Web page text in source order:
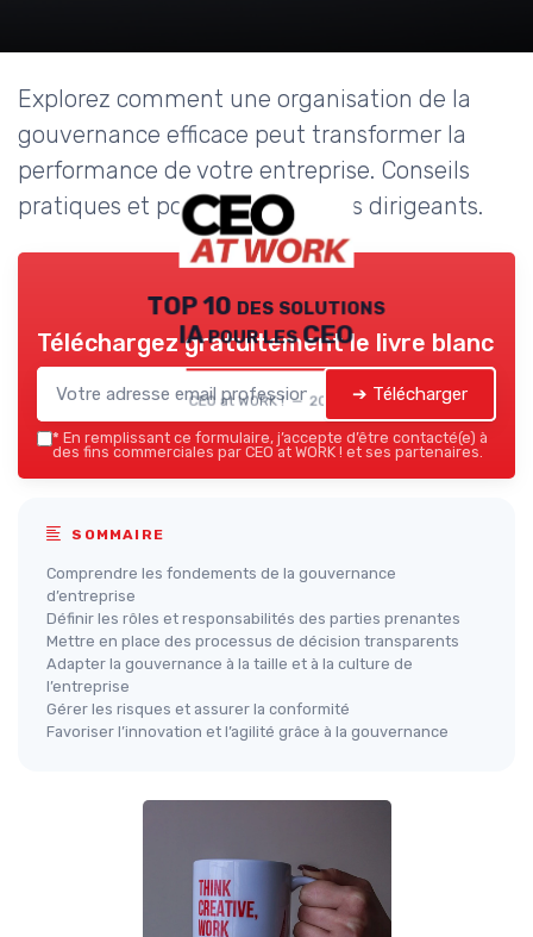
Explorez comment une organisation de la
gouvernance efficace peut transformer la
performance de votre entreprise. Conseils
pratiques et points clés pour les dirigeants.
TOP 10 des solutions
IA pour les CEO
CEO at WORK ! — 2026
Téléchargez gratuitement le livre blanc
➔ Télécharger
* En remplissant ce formulaire, j’accepte d’être contacté(e) à
des fins commerciales par CEO at WORK ! et ses partenaires.
SOMMAIRE
Comprendre les fondements de la gouvernance
d’entreprise
Définir les rôles et responsabilités des parties prenantes
Mettre en place des processus de décision transparents
Adapter la gouvernance à la taille et à la culture de
l’entreprise
Gérer les risques et assurer la conformité
Favoriser l’innovation et l’agilité grâce à la gouvernance